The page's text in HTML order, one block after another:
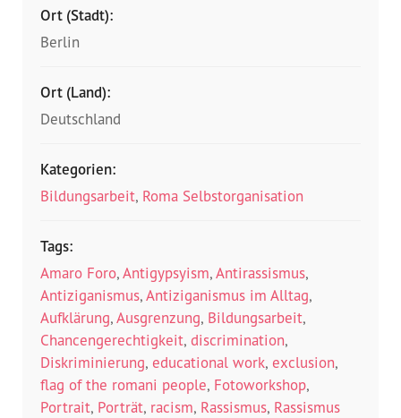
Ort (Stadt):
Berlin
Ort (Land):
Deutschland
Kategorien:
Bildungsarbeit, Roma Selbstorganisation
Tags:
Amaro Foro,Antigypsyism,Antirassismus,
Antiziganismus,Antiziganismus im Alltag,
Aufklärung,Ausgrenzung, Bildungsarbeit,
Chancengerechtigkeit, discrimination,
Diskriminierung, educational work, exclusion,
flag of the romani people, Fotoworkshop,
Portrait, Porträt, racism, Rassismus, Rassismus